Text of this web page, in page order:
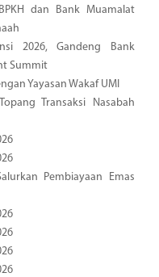
dan Bank Muamalat
2026, Gandeng Bank
Summit
Yayasan Wakaf UMI
Transaksi Nasabah
Pembiayaan Emas